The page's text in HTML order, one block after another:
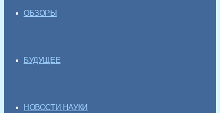
ОБЗОРЫ
БУДУЩЕЕ
НОВОСТИ НАУКИ